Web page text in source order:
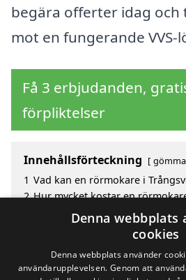
begära offerter idag och
mot en fungerande VVS-
Få 3 erbjudanden,
förpliktelser
Innehållsförteckning gömma
1 Vad kan en rörmokare i
2 Hur mycket kostar en
Fördelar med att välja
Sök efter en skicklig rörmokare
Denna webbplats
cookies
Denna webbplats använder
användarupplevelsen. Genom att